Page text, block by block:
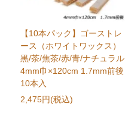
【10本パック】ゴーストレ
ース（ホワイトワックス）
黒/茶/焦茶/赤/青/ナチュラル
4mm巾×120cm 1.7mm前後
10本入
2,475円(税込)